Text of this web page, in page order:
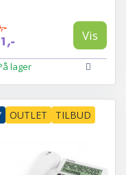
Vis
lager
OUTLET TILBUD